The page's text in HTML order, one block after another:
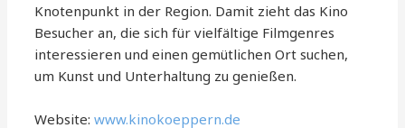
Knotenpunkt in der Region. Damit zieht das Kino
Besucher an, die sich für vielfältige Filmgenres
interessieren und einen gemütlichen Ort suchen,
um Kunst und Unterhaltung zu genießen.
Website:www.kinokoeppern.de